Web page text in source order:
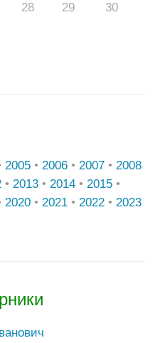
28 29
30
2005 • 2006 • 2007 • 2008
• 2013 • 2014 • 2015 •
2020 • 2021 • 2022 • 2023